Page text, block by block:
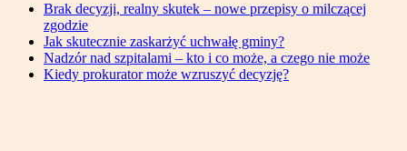
Brak decyzji, realny skutek – nowe przepisy o milczącej
zgodzie
Jak skutecznie zaskarżyć uchwałę gminy?
Nadzór nad szpitalami – kto i co może, a czego nie może
Kiedy prokurator może wzruszyć decyzję?